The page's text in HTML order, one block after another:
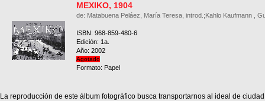
MEXIKO, 1904
de: Matabuena Peláez, María Teresa, introd.;Kahlo Kaufmann ,
ISBN: 968-859-480-6
Edición: 1a.
Año: 2002
Agotado
Formato: Papel
La reproducción de este álbum fotográfico busca transportarnos al ideal de